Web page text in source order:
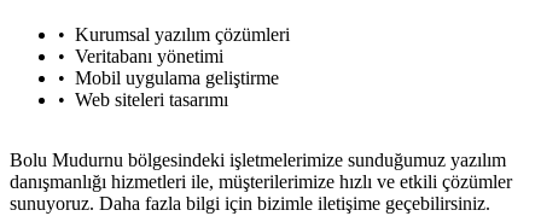
Kurumsal yazılım çözümleri
Veritabanı yönetimi
Mobil uygulama geliştirme
Web siteleri tasarımı
Bolu Mudurnu bölgesindeki işletmelerimize sunduğumuz yazılım
danışmanlığı hizmetleri ile, müşterilerimize hızlı ve etkili çözümler
sunuyoruz. Daha fazla bilgi için bizimle iletişime geçebilirsiniz.